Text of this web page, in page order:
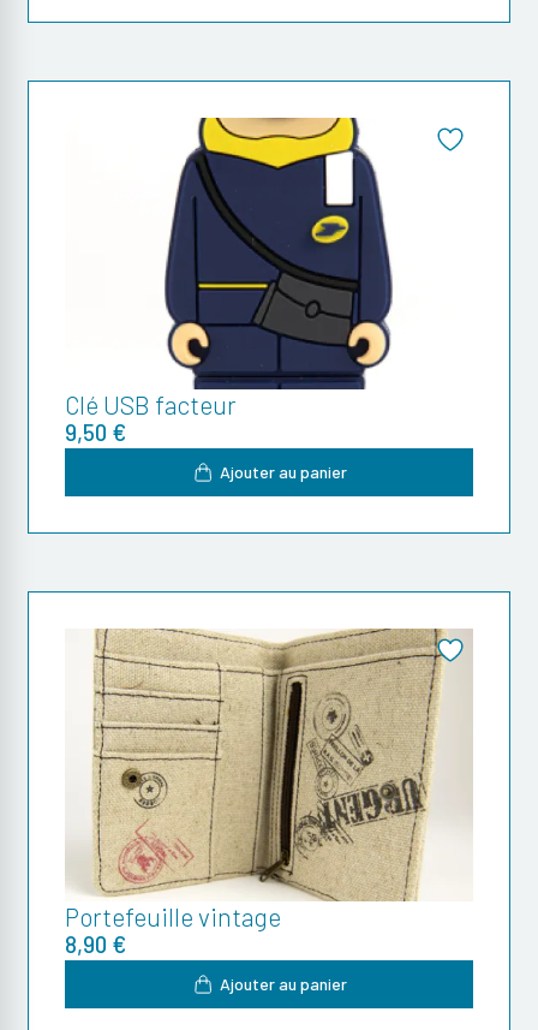
Clé USB facteur
9,50 €
Ajouter au panier
Portefeuille vintage
8,90 €
Ajouter au panier